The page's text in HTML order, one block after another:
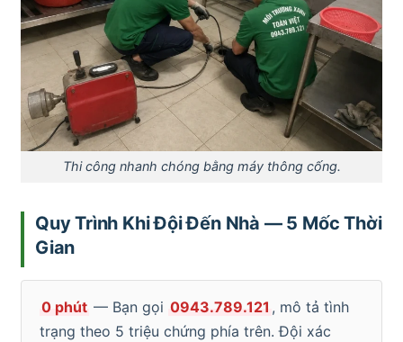
Thi công nhanh chóng bằng máy thông cống.
Quy Trình Khi Đội Đến Nhà — 5 Mốc Thời
Gian
0 phút — Bạn gọi 0943.789.121 , mô tả tình
trạng theo 5 triệu chứng phía trên. Đội xác